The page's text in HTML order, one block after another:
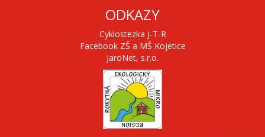
ODKAZY
Cyklostezka J-T-R
Facebook ZŠ a MŠ Kojetice
JaroNet, s.r.o.